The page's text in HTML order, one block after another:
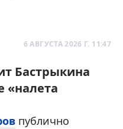
6 АВГУСТА 2026 Г. 11:47
Бастрыкина
«налета
публично